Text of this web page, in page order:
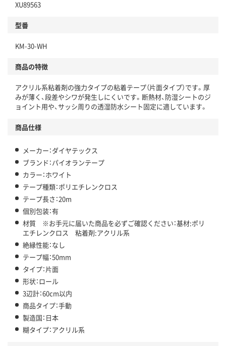
XU89563
型番
KM-30-WH
商品の特徴
アクリル系粘着剤の強力タイプの粘着テープ（片面タイプ）です。厚
みが薄く、段差やシワが発生しにくいです。断熱材、防湿シートのジ
ョイント用や、サッシ周りの透湿防水シート固定に適しています。
商品仕様
メーカー：ダイヤテックス
ブランド：パイオランテープ
カラー：ホワイト
テープ種類：ポリエチレンクロス
テープ長さ：20m
個別包装：有
材質 ※お手元に届いた商品を必ずご確認ください：基材:ポリ
エチレンクロス 粘着剤:アクリル系
絶縁性能：なし
テープ幅：50mm
タイプ：片面
形状：ロール
3辺計：60cm以内
商品タイプ：手動
製造国：日本
糊タイプ：アクリル系